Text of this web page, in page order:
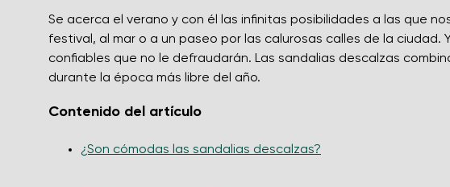
Se acerca el verano y con él las infinitas posibilidades a las que
festival, al mar o a un paseo por las calurosas calles de la
confiables que no le defraudarán. Las sandalias descalzas
durante la época más libre del año.
Contenido del artículo
¿Son cómodas las sandalias descalzas?